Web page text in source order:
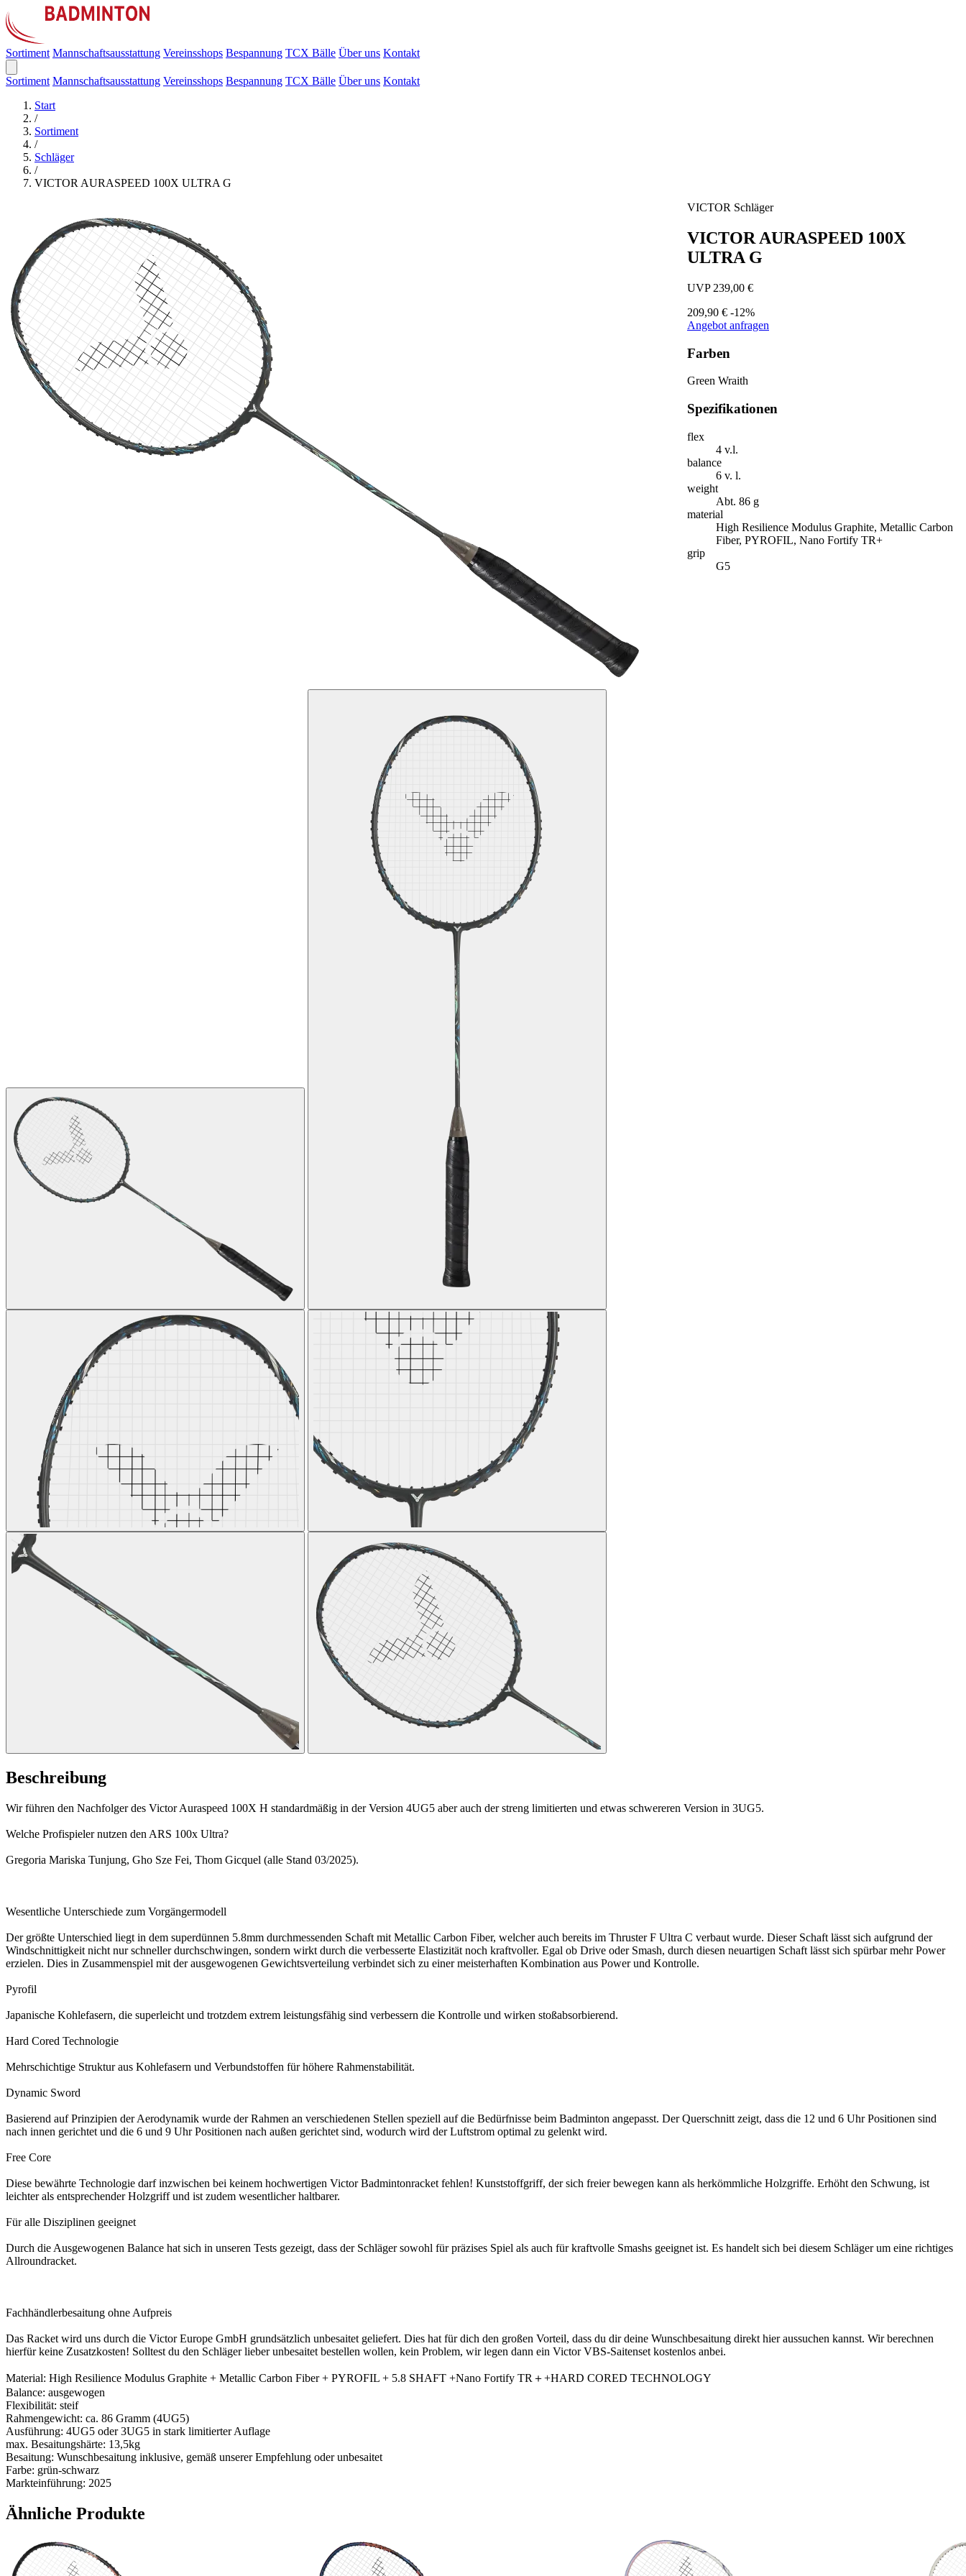
Sortiment Mannschaftsausstattung Vereinsshops Bespannung TCX Bälle Über uns Kontakt
Sortiment Mannschaftsausstattung Vereinsshops Bespannung TCX Bälle Über uns Kontakt
Start
/
Sortiment
/
Schläger
/
VICTOR AURASPEED 100X ULTRA G
VICTOR Schläger
VICTOR AURASPEED 100X
ULTRA G
UVP 239,00 €
209,90 € -12%
Angebot anfragen
Farben
Green Wraith
Spezifikationen
flex
4 v.l.
balance
6 v. l.
weight
Abt. 86 g
material
High Resilience Modulus Graphite, Metallic Carbon
Fiber, PYROFIL, Nano Fortify TR+
grip
G5
Beschreibung
Wir führen den Nachfolger des Victor Auraspeed 100X H standardmäßig in der Version 4UG5 aber auch der streng limitierten und etwas schwereren Version in 3UG5.
Welche Profispieler nutzen den ARS 100x Ultra?
Gregoria Mariska Tunjung, Gho Sze Fei, Thom Gicquel (alle Stand 03/2025).
Wesentliche Unterschiede zum Vorgängermodell
Der größte Unterschied liegt in dem superdünnen 5.8mm durchmessenden Schaft mit Metallic Carbon Fiber, welcher auch bereits im Thruster F Ultra C verbaut wurde. Dieser Schaft lässt sich aufgrund der
Windschnittigkeit nicht nur schneller durchschwingen, sondern wirkt durch die verbesserte Elastizität noch kraftvoller. Egal ob Drive oder Smash, durch diesen neuartigen Schaft lässt sich spürbar mehr Power
erzielen. Dies in Zusammenspiel mit der ausgewogenen Gewichtsverteilung verbindet sich zu einer meisterhaften Kombination aus Power und Kontrolle.
Pyrofil
Japanische Kohlefasern, die superleicht und trotzdem extrem leistungsfähig sind verbessern die Kontrolle und wirken stoßabsorbierend.
Hard Cored Technologie
Mehrschichtige Struktur aus Kohlefasern und Verbundstoffen für höhere Rahmenstabilität.
Dynamic Sword
Basierend auf Prinzipien der Aerodynamik wurde der Rahmen an verschiedenen Stellen speziell auf die Bedürfnisse beim Badminton angepasst. Der Querschnitt zeigt, dass die 12 und 6 Uhr Positionen sind
nach innen gerichtet und die 6 und 9 Uhr Positionen nach außen gerichtet sind, wodurch wird der Luftstrom optimal zu gelenkt wird.
Free Core
Diese bewährte Technologie darf inzwischen bei keinem hochwertigen Victor Badmintonracket fehlen! Kunststoffgriff, der sich freier bewegen kann als herkömmliche Holzgriffe. Erhöht den Schwung, ist
leichter als entsprechender Holzgriff und ist zudem wesentlicher haltbarer.
Für alle Disziplinen geeignet
Durch die Ausgewogenen Balance hat sich in unseren Tests gezeigt, dass der Schläger sowohl für präzises Spiel als auch für kraftvolle Smashs geeignet ist. Es handelt sich bei diesem Schläger um eine richtiges
Allroundracket.
Fachhändlerbesaitung ohne Aufpreis
Das Racket wird uns durch die Victor Europe GmbH grundsätzlich unbesaitet geliefert. Dies hat für dich den großen Vorteil, dass du dir deine Wunschbesaitung direkt hier aussuchen kannst. Wir berechnen
hierfür keine Zusatzkosten! Solltest du den Schläger lieber unbesaitet bestellen wollen, kein Problem, wir legen dann ein Victor VBS-Saitenset kostenlos anbei.
Material: High Resilience Modulus Graphite + Metallic Carbon Fiber + PYROFIL + 5.8 SHAFT +Nano Fortify TR＋+HARD CORED TECHNOLOGY
Balance: ausgewogen
Flexibilität: steif
Rahmengewicht: ca. 86 Gramm (4UG5)
Ausführung: 4UG5 oder 3UG5 in stark limitierter Auflage
max. Besaitungshärte: 13,5kg
Besaitung: Wunschbesaitung inklusive, gemäß unserer Empfehlung oder unbesaitet
Farbe: grün-schwarz
Markteinführung: 2025
Ähnliche Produkte